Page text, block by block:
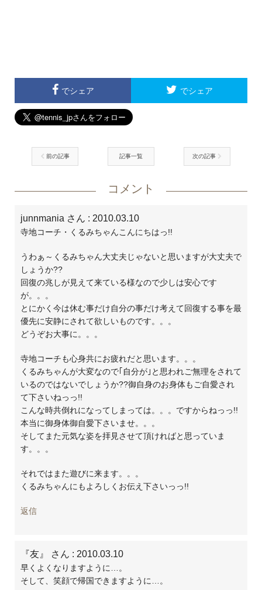
でシェア でシェア
前の記事 記事一覧 次の記事
コメント
junnmania さん : 2010.03.10
寺地コーチ・くるみちゃんこんにちはっ!!
うわぁ～くるみちゃん大丈夫じゃないと思いますが大丈夫で
しょうか??
回復の兆しが見えて来ている様なので少しは安心です
が。。。
とにかく今は休む事だけ自分の事だけ考えて回復する事を最
優先に安静にされて欲しいものです。。。
どうぞお大事に。。。
寺地コーチも心身共にお疲れだと思います。。。
くるみちゃんが大変なので｢自分が｣と思われご無理をされて
いるのではないでしょうか??御自身のお身体もご自愛され
て下さいねっっ!!
こんな時共倒れになってしまっては。。。ですからねっっ!!
本当に御身体御自愛下さいませ。。。
そしてまた元気な姿を拝見させて頂ければと思っていま
す。。。
それではまた遊びに来ます。。。
くるみちゃんにもよろしくお伝え下さいっっ!!
返信
『友』 さん : 2010.03.10
早くよくなりますように…。
そして、笑顔で帰国できますように…。